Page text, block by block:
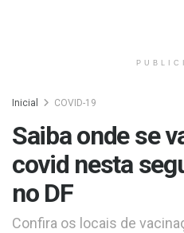
Inicial COVID-19
Saiba onde se
covid nesta
no DF
Confira os locais de